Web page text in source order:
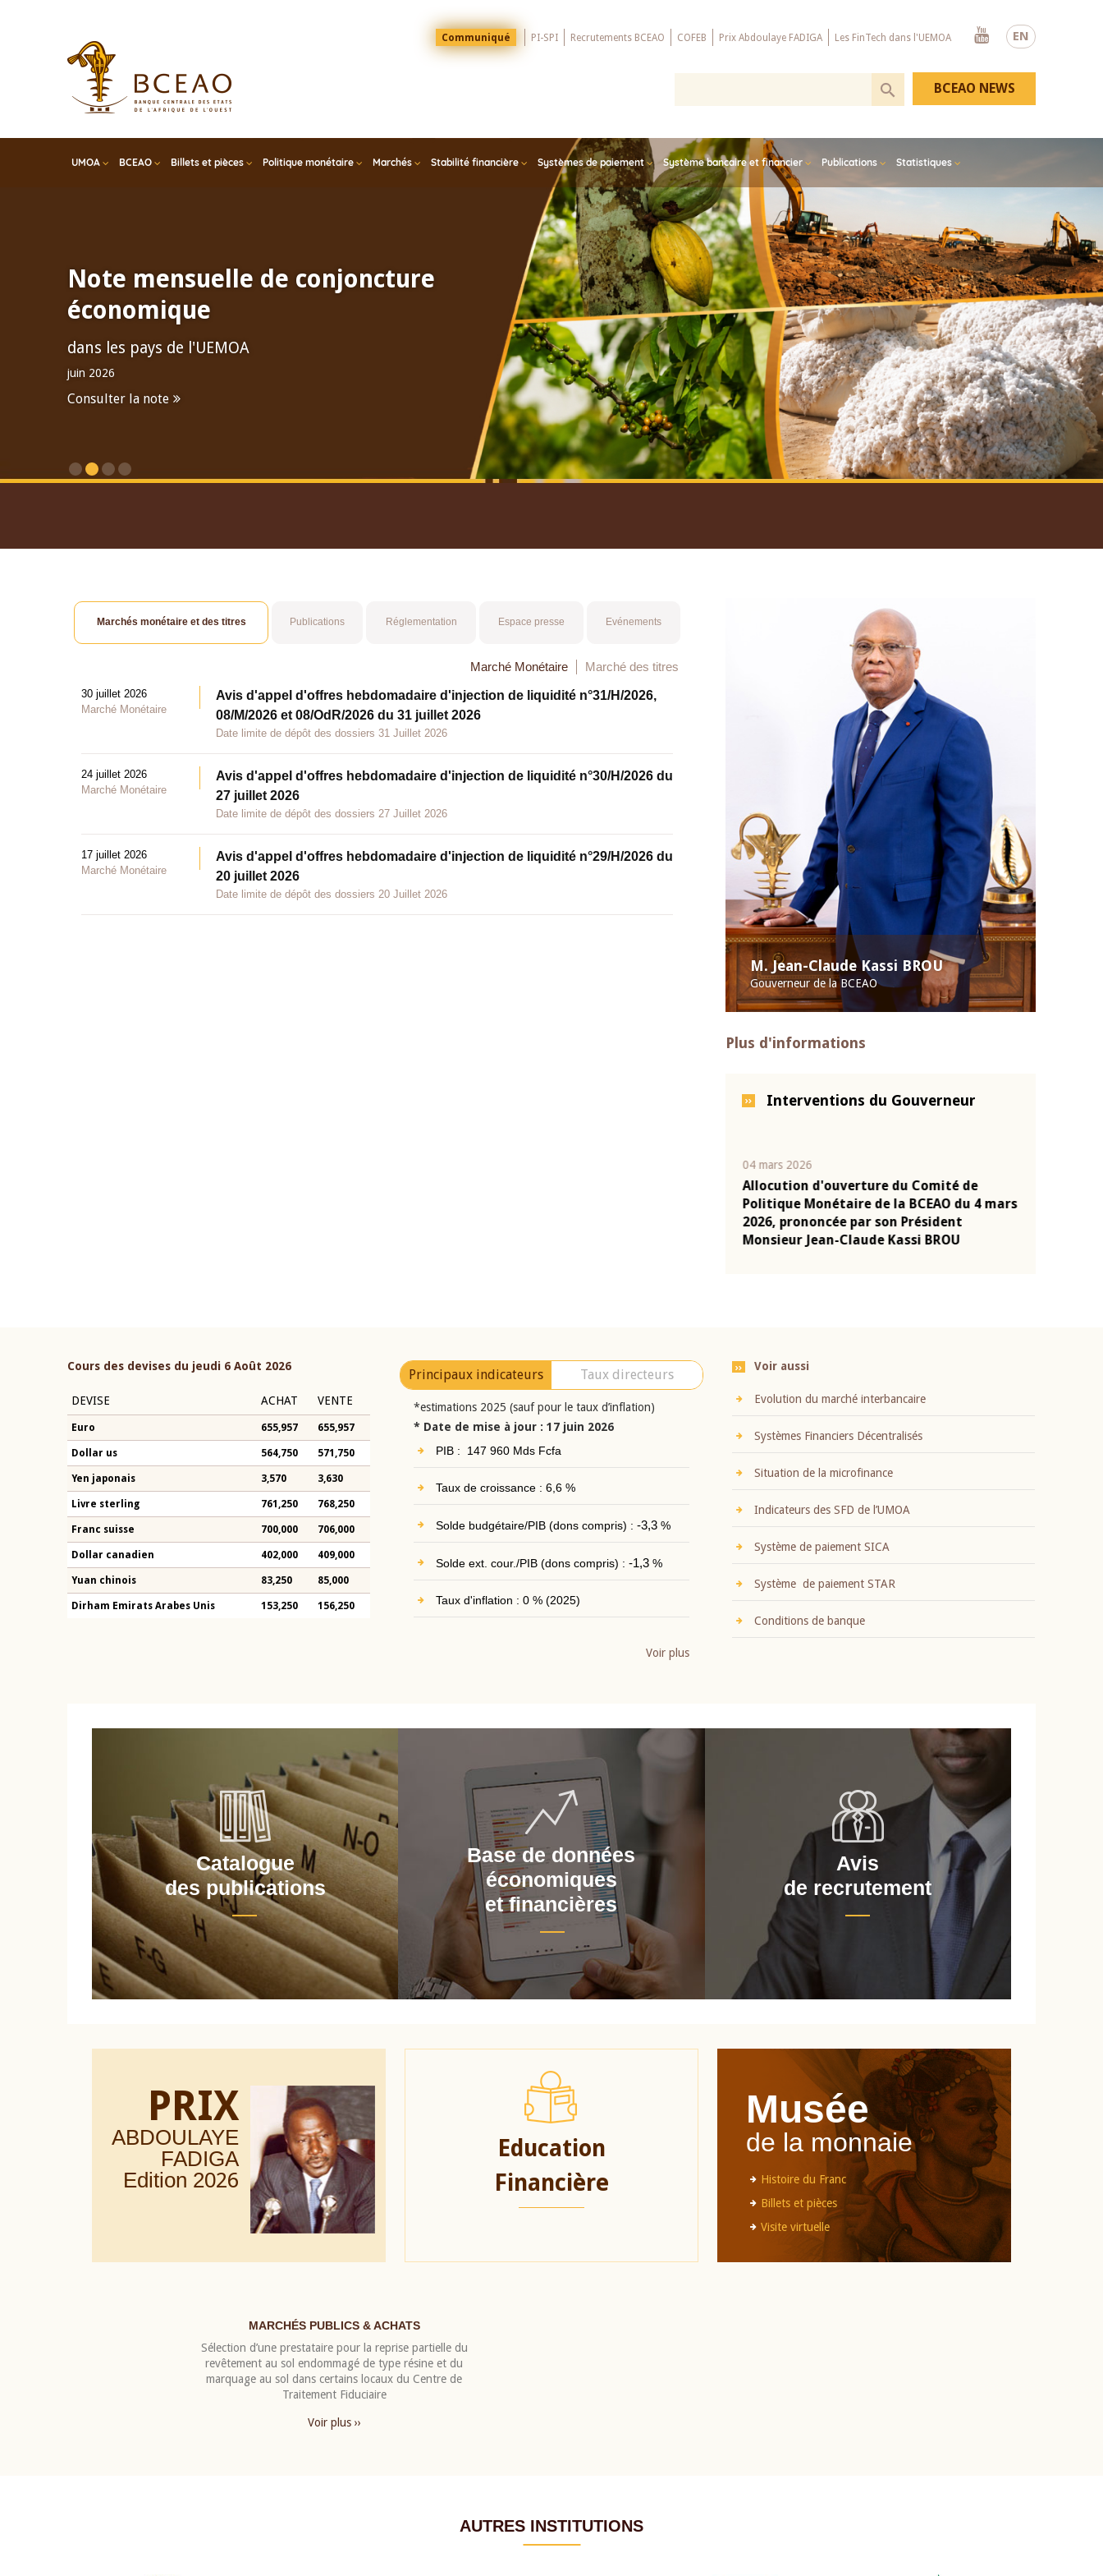
EN
Menu
Top
Communiqué PI-SPI Recrutements BCEAO COFEB Prix Abdoulaye FADIGA Les FinTech dans l'UEMOA
Youtube
UMOA BCEAO Billets et pièces Politique monétaire Marchés Stabilité financière Systèmes de paiement Système bancaire et financier Publications Statistiques
BCEAO NEWS
Note mensuelle de conjoncture
économique
dans les pays de l'UEMOA
juin 2026
Consulter la note
M. Jean-Claude Kassi BROU
Gouverneur de la BCEAO
Plus d'informations
Interventions du Gouverneur
04 mars 2026
Allocution d'ouverture du Comité de
Politique Monétaire de la BCEAO du 4 mars
2026, prononcée par son Président
Monsieur Jean-Claude Kassi BROU
Marchés monétaire et des titres Publications Réglementation Espace presse Evénements
Marché Monétaire Marché des titres
30 juillet 2026
Marché Monétaire
Avis d'appel d'offres hebdomadaire d'injection de liquidité n°31/H/2026,
08/M/2026 et 08/OdR/2026 du 31 juillet 2026
Date limite de dépôt des dossiers 31 Juillet 2026
24 juillet 2026
Marché Monétaire
Avis d'appel d'offres hebdomadaire d'injection de liquidité n°30/H/2026 du
27 juillet 2026
Date limite de dépôt des dossiers 27 Juillet 2026
17 juillet 2026
Marché Monétaire
Avis d'appel d'offres hebdomadaire d'injection de liquidité n°29/H/2026 du
20 juillet 2026
Date limite de dépôt des dossiers 20 Juillet 2026
Cours des devises du jeudi 6 Août 2026
DEVISE ACHAT VENTE
Euro 655,957 655,957
Dollar us 564,750 571,750
Yen japonais 3,570 3,630
Livre sterling 761,250 768,250
Franc suisse 700,000 706,000
Dollar canadien 402,000 409,000
Yuan chinois 83,250 85,000
Dirham Emirats Arabes Unis 153,250 156,250
Principaux indicateurs Taux directeurs
*estimations 2025 (sauf pour le taux d’inflation)
* Date de mise à jour : 17 juin 2026
PIB : 147 960 Mds Fcfa
Taux de croissance : 6,6 %
Solde budgétaire/PIB (dons compris) : -3,3%
Solde ext. cour./PIB (dons compris) : -1,3%
Taux d'inflation : 0 % (2025)
Voir plus
Voir aussi
Evolution du marché interbancaire
Systèmes Financiers Décentralisés
Situation de la microfinance
Indicateurs des SFD de l’UMOA
Système de paiement SICA
Système de paiement STAR
Conditions de banque
Catalogue
des publications
Base de données
économiques
et financières
Avis
de recrutement
PRIX
ABDOULAYE
FADIGA
Edition 2026
Education
Financière
Musée
de la monnaie
Histoire du Franc
Billets et pièces
Visite virtuelle
MARCHÉS PUBLICS & ACHATS
Sélection d’une prestataire pour la reprise partielle du
revêtement au sol endommagé de type résine et du
marquage au sol dans certains locaux du Centre de
Traitement Fiduciaire
Voir plus ››
AUTRES INSTITUTIONS